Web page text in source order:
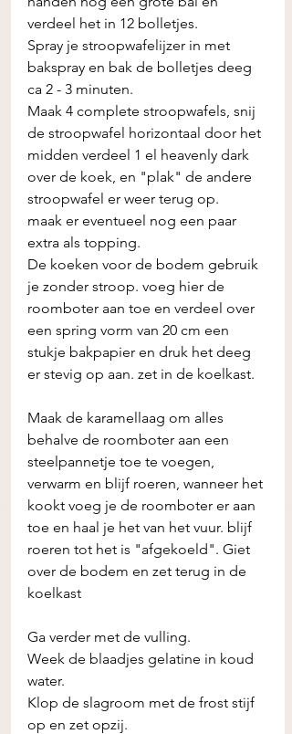
verdeel het in 12 bolletjes.
Spray je stroopwafelijzer in met
bakspray en bak de bolletjes deeg
ca 2 - 3 minuten.
Maak 4 complete stroopwafels, snij
de stroopwafel horizontaal door het
midden verdeel 1 el heavenly dark
over de koek, en "plak" de andere
stroopwafel er weer terug op.
maak er eventueel nog een paar
extra als topping.
De koeken voor de bodem gebruik
je zonder stroop. voeg hier de
roomboter aan toe en verdeel over
een spring vorm van 20 cm een
stukje bakpapier en druk het deeg
er stevig op aan. zet in de koelkast.
Maak de karamellaag om alles
behalve de roomboter aan een
steelpannetje toe te voegen,
verwarm en blijf roeren, wanneer het
kookt voeg je de roomboter er aan
toe en haal je het van het vuur. blijf
roeren tot het is "afgekoeld". Giet
over de bodem en zet terug in de
koelkast
Ga verder met de vulling.
Week de blaadjes gelatine in koud
water.
Klop de slagroom met de frost stijf
op en zet opzij.